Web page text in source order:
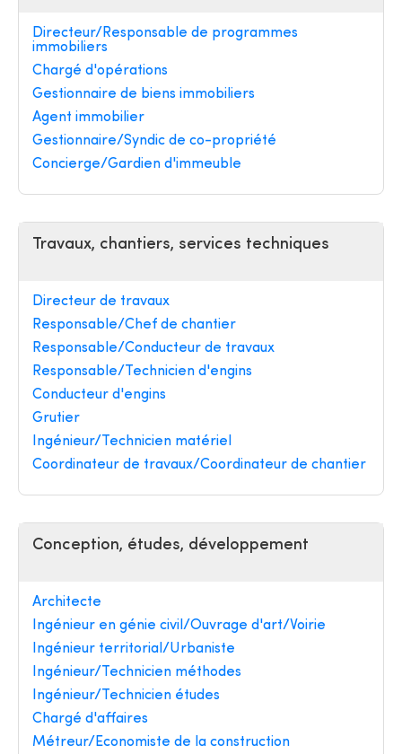
Directeur/Responsable de programmes
immobiliers
Chargé d'opérations
Gestionnaire de biens immobiliers
Agent immobilier
Gestionnaire/Syndic de co-propriété
Concierge/Gardien d'immeuble
Travaux, chantiers, services techniques
Directeur de travaux
Responsable/Chef de chantier
Responsable/Conducteur de travaux
Responsable/Technicien d'engins
Conducteur d'engins
Grutier
Ingénieur/Technicien matériel
Coordinateur de travaux/Coordinateur de chantier
Conception, études, développement
Architecte
Ingénieur en génie civil/Ouvrage d'art/Voirie
Ingénieur territorial/Urbaniste
Ingénieur/Technicien méthodes
Ingénieur/Technicien études
Chargé d'affaires
Métreur/Economiste de la construction